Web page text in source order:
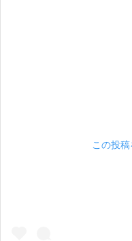
この投